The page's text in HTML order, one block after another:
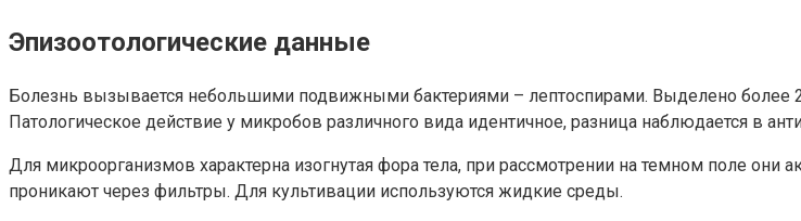
Эпизоотологические данные
Болезнь вызывается небольшими подвижными бактериями – лептоспирами. Выделено более
Патологическое действие у микробов различного вида идентичное, разница наблюдается в
Для микроорганизмов характерна изогнутая фора тела, при рассмотрении на темном поле
проникают через фильтры. Для культивации используются жидкие среды.